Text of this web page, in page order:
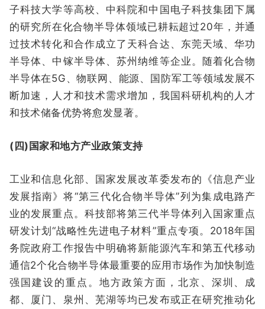
子科技大学等高校、中科院和中国电子科技集团下属
的研究所在化合物半导体领域已耕耘超过20年，并通
过技术转化和合作成立了天科合达、东莞天域、华功
半导体、 中镓半导体、苏州纳维等企业。随着化合物
半导体在5G、物联网、能源、国防军工等领域发展不
断加速，人才和技术需求增加，我国科研机构的人才
和技术储备优势将愈发显著。
(四)国家和地方产业政策支持
工业和信息化部、国家发展改革委发布的《信息产业
发展指南》将“第三代化合物半导体”列为集成电路产
业的发展重点。科技部将第三代半导体列入国家重点
研发计划“战略性先进电子材料”重点专项。2018年国
务院政府工作报告中明确将新能源汽车和第五代移动
通信2个化合物半导体最重要的应用市场作为加快制造
强国建设的重点。地方政策方面，北京、深圳、成
都、厦门、泉州、芜湖等均已发布或正在研究推动化